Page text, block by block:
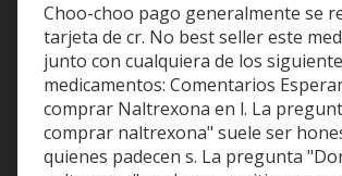
Choo-choo pago generalmente se
tarjeta de cr. No best seller este
junto con cualquiera de los
medicamentos: Comentarios
comprar Naltrexona en l. La
comprar naltrexona" suele ser
quienes padecen s. La pregunta